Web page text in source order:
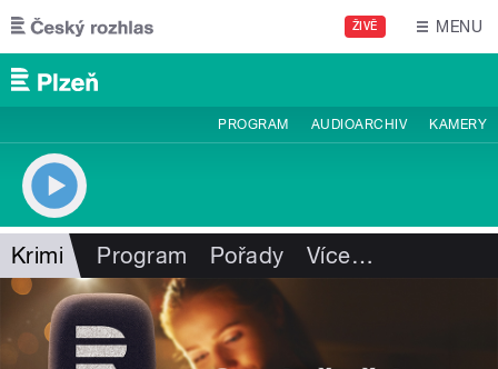
Přejít k hlavnímu obsahu
ŽIVĚ MENU
PROGRAM AUDIOARCHIV KAMERY
Krimi Program Pořady Více…